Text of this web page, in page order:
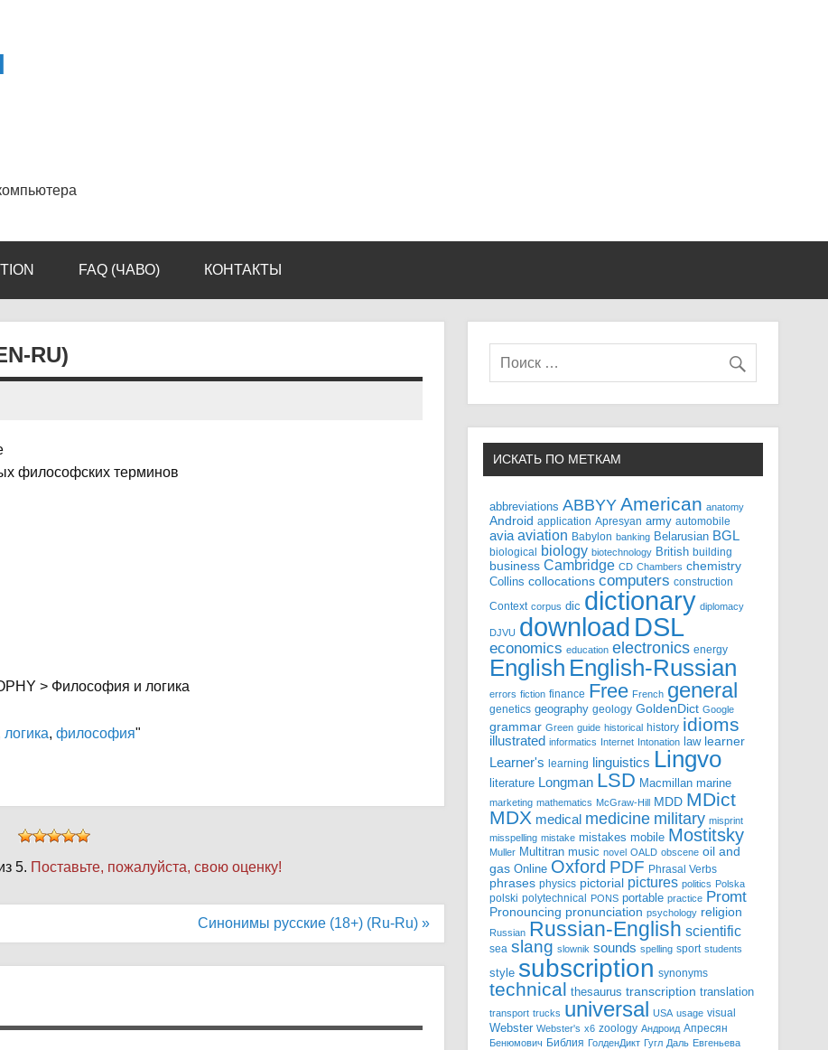
FAQ (ЧАВО) КОНТАКТЫ
RU)
философских терминов
> Философия и логика
логика, философия"
5. Поставьте, пожалуйста, свою оценку!
Синонимы русские (18+) (Ru-Ru) »
ИСКАТЬ ПО МЕТКАМ
abbreviations ABBYY American anatomy
Android application Apresyan army automobile
avia aviation Babylon banking Belarusian BGL
biological biology biotechnology British building
business Cambridge CD Chambers chemistry
Collins collocations computers construction
Context corpus dic dictionary diplomacy
DJVU download DSL
economics education electronics energy
English English-Russian
errors fiction finance Free French general
genetics geography geology GoldenDict Google
grammar Green guide historical history idioms
illustrated informatics Internet Intonation law learner
Learner's learning linguistics Lingvo
literature Longman LSD Macmillan marine
marketing mathematics McGraw-Hill MDD MDict
MDX medical medicine military misprint
misspelling mistake mistakes mobile Mostitsky
Muller Multitran music novel OALD obscene oil and
gas Online Oxford PDF Phrasal Verbs
phrases physics pictorial pictures politics Polska
polski polytechnical PONS portable practice Promt
Pronouncing pronunciation psychology religion
Russian Russian-English scientific
sea slang slownik sounds spelling sport students
style subscription synonyms
technical thesaurus transcription translation
transport trucks universal USA usage visual
Webster Webster's x6 zoology Андроид Апресян
Бенюмович Библия ГолденДикт Гугл Даль Евгеньева